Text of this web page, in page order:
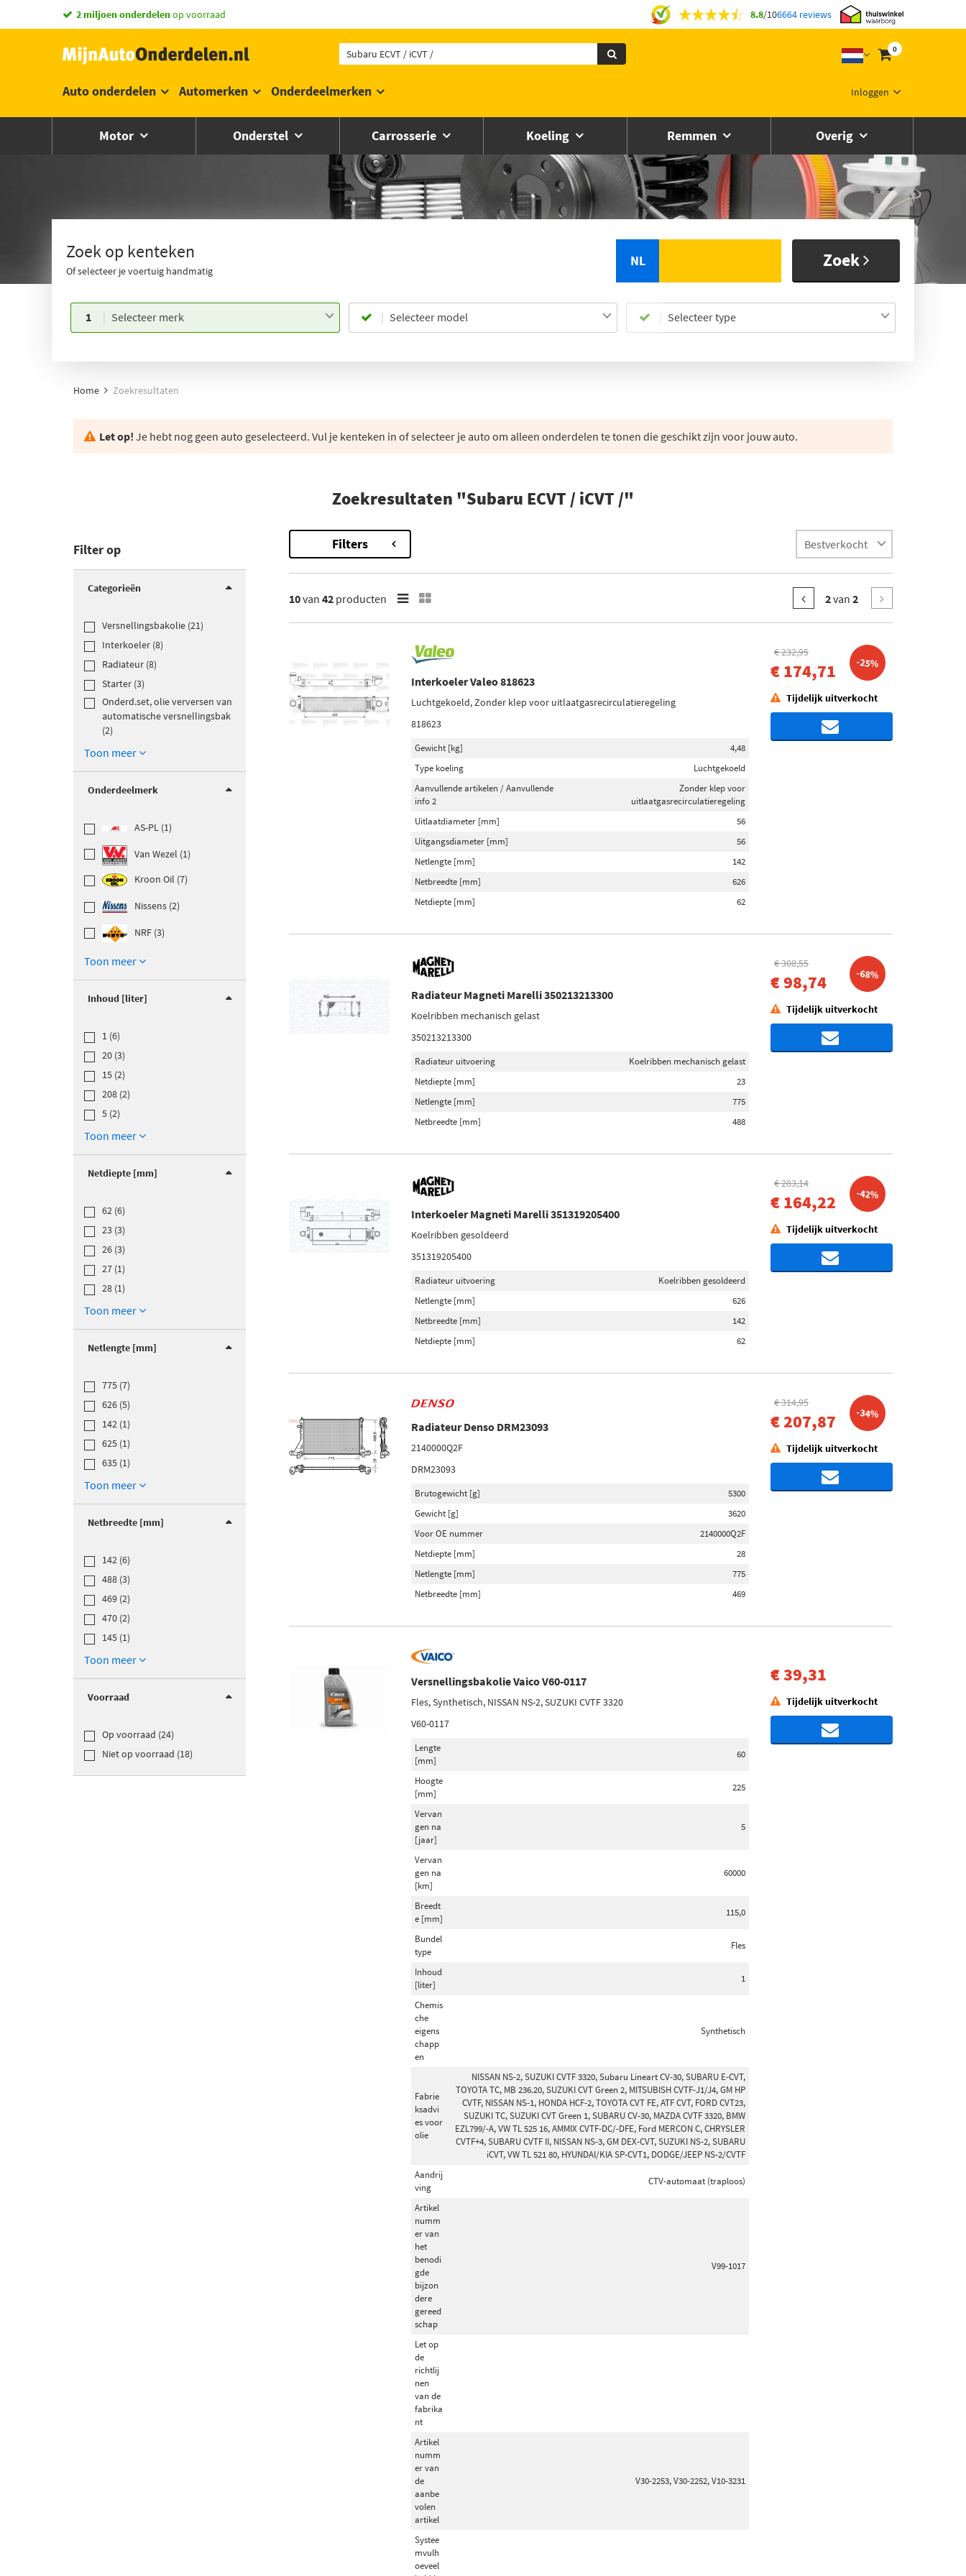
vandaag besteld,morgen in huis * 8.8/106664 reviews
0
Inloggen
Auto onderdelen Automerken Onderdeelmerken
Motor Onderstel Carrosserie Koeling Remmen Overig
Zoek op kenteken
Of selecteer je voertuig handmatig
NL Zoek
1 Selecteer merk Selecteer model Selecteer type
Home Zoekresultaten
Let op! Je hebt nog geen auto geselecteerd. Vul je kenteken in of selecteer je auto om alleen onderdelen te tonen die geschikt zijn voor jouw auto.
Zoekresultaten "Subaru ECVT / iCVT /"
Filter op
Categorieën
Versnellingsbakolie (21)
Interkoeler (8)
Radiateur (8)
Starter (3)
Onderd.set, olie verversen van
automatische versnellingsbak
(2)
Toon meer
Onderdeelmerk
AS-PL (1)
Van Wezel (1)
Kroon Oil (7)
Nissens (2)
NRF (3)
Toon meer
Inhoud [liter]
1 (6)
20 (3)
15 (2)
208 (2)
5 (2)
Toon meer
Netdiepte [mm]
62 (6)
23 (3)
26 (3)
27 (1)
28 (1)
Toon meer
Netlengte [mm]
775 (7)
626 (5)
142 (1)
625 (1)
635 (1)
Toon meer
Netbreedte [mm]
142 (6)
488 (3)
469 (2)
470 (2)
145 (1)
Toon meer
Voorraad
Op voorraad (24)
Niet op voorraad (18)
Filters
10van 42 producten 2van 2
Interkoeler Valeo 818623
Luchtgekoeld, Zonder klep voor uitlaatgasrecirculatieregeling
818623
Gewicht [kg]
4,48
Type koeling
Luchtgekoeld
Aanvullende artikelen / Aanvullende
info 2
Zonder klep voor
uitlaatgasrecirculatieregeling
Uitlaatdiameter [mm]
56
Uitgangsdiameter [mm]
56
Netlengte [mm]
142
Netbreedte [mm]
626
Netdiepte [mm]
62
€ 232,95
€ 174,71 -25%
Tijdelijk uitverkocht
Radiateur Magneti Marelli 350213213300
Koelribben mechanisch gelast
350213213300
Radiateur uitvoering
Koelribben mechanisch gelast
Netdiepte [mm]
23
Netlengte [mm]
775
Netbreedte [mm]
488
€ 308,55
€ 98,74 -68%
Tijdelijk uitverkocht
Interkoeler Magneti Marelli 351319205400
Koelribben gesoldeerd
351319205400
Radiateur uitvoering
Koelribben gesoldeerd
Netlengte [mm]
626
Netbreedte [mm]
142
Netdiepte [mm]
62
€ 283,14
€ 164,22 -42%
Tijdelijk uitverkocht
Radiateur Denso DRM23093
2140000Q2F
DRM23093
Brutogewicht [g]
5300
Gewicht [g]
3620
Voor OE nummer
2140000Q2F
Netdiepte [mm]
28
Netlengte [mm]
775
Netbreedte [mm]
469
€ 314,95
€ 207,87 -34%
Tijdelijk uitverkocht
Versnellingsbakolie Vaico V60-0117
Fles, Synthetisch, NISSAN NS-2, SUZUKI CVTF 3320
V60-0117
Lengte
[mm]
60
Hoogte
[mm]
225
Vervan
gen na
[jaar]
5
Vervan
gen na
[km]
60000
Breedt
e [mm]
115,0
Bundel
type
Fles
Inhoud
[liter]
1
Chemis
che
eigens
chapp
en
Synthetisch
Fabrie
ksadvi
es voor
olie
NISSAN NS-2, SUZUKI CVTF 3320, Subaru Lineart CV-30, SUBARU E-CVT,
TOYOTA TC, MB 236.20, SUZUKI CVT Green 2, MITSUBISH CVTF-J1/J4, GM HP
CVTF, NISSAN NS-1, HONDA HCF-2, TOYOTA CVT FE, ATF CVT, FORD CVT23,
SUZUKI TC, SUZUKI CVT Green 1, SUBARU CV-30, MAZDA CVTF 3320, BMW
EZL799/-A, VW TL 525 16, AMMIX CVTF-DC/-DFE, Ford MERCON C, CHRYSLER
CVTF+4, SUBARU CVTF II, NISSAN NS-3, GM DEX-CVT, SUZUKI NS-2, SUBARU
iCVT, VW TL 521 80, HYUNDAI/KIA SP-CVT1, DODGE/JEEP NS-2/CVTF
Aandrij
ving
CTV-automaat (traploos)
Artikel
numm
er van
het
benodi
gde
bijzon
dere
gereed
schap
V99-1017
Let op
de
richtlij
nen
van de
fabrika
nt
Artikel
numm
er van
de
aanbe
volen
artikel
V30-2253, V30-2252, V10-3231
Systee
mvulh
oeveel
€ 39,31
Tijdelijk uitverkocht